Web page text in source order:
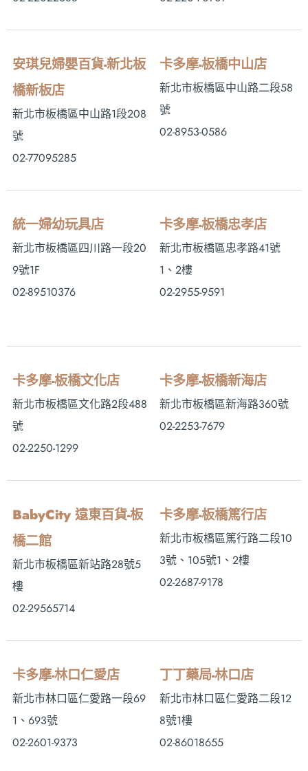
安琪兒婦嬰百貨-新北板
橋新板店
新北市板橋區中山路1段208
號
02-77095285
卡多摩-板橋中山店
新北市板橋區中山路二段58
號
02-8953-0586
統一婦幼玩具店
新北市板橋區四川路一段20
9號1F
02-89510376
卡多摩-板橋忠孝店
新北市板橋區忠孝路41號
1、2樓
02-2955-9591
卡多摩-板橋文化店
新北市板橋區文化路2段488
號
02-2250-1299
卡多摩-板橋新海店
新北市板橋區新海路360號
02-2253-7679
BabyCity 遠東百貨-板
橋二館
新北市板橋區新站路28號5
樓
02-29565714
卡多摩-板橋篤行店
新北市板橋區篤行路二段10
3號、105號1、2樓
02-2687-9178
卡多摩-林口仁愛店
新北市林口區仁愛路一段69
1、693號
02-2601-9373
丁丁藥局-林口店
新北市林口區仁愛路二段12
8號1樓
02-86018655